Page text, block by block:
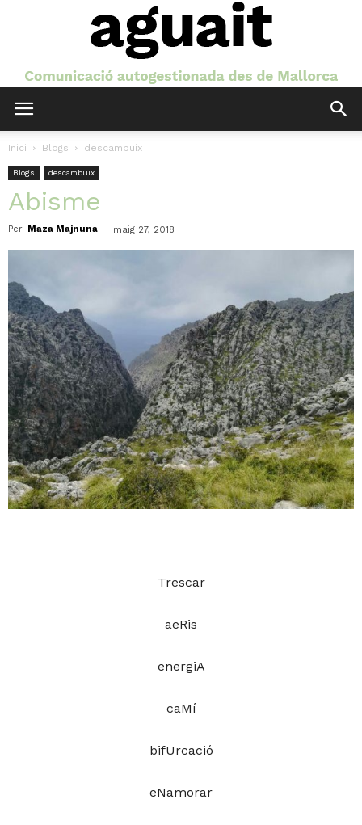
Inici Blogs descambuix
Blogs descambuix
Abisme
Per Maza Majnuna - maig 27, 2018
Trescar
aeRis
energiA
caMí
bifUrcació
eNamorar